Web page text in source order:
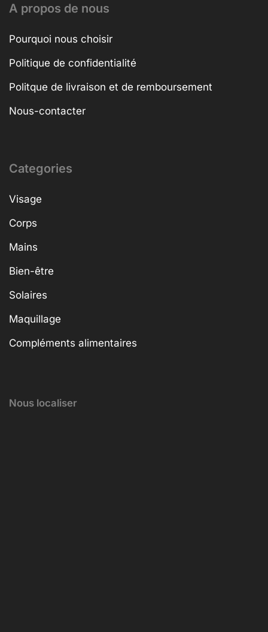
A propos de nous
Pourquoi nous choisir
Politique de confidentialité
Politque de livraison et de remboursement
Nous-contacter
Categories
Visage
Corps
Mains
Bien-être
Solaires
Maquillage
Compléments alimentaires
Nous localiser